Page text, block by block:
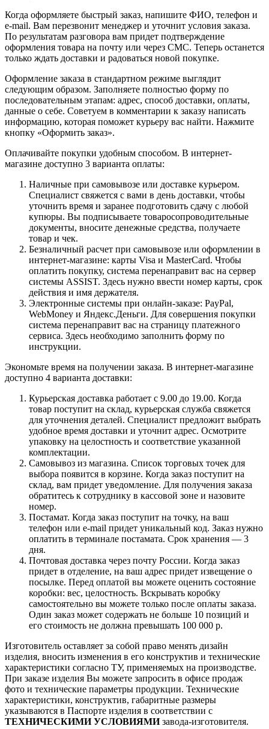
Когда оформляете быстрый заказ, напишите ФИО, телефон и
e-mail. Вам перезвонит менеджер и уточнит условия заказа.
По результатам разговора вам придет подтверждение
оформления товара на почту или через СМС. Теперь останется
только ждать доставки и радоваться новой покупке.
Оформление заказа в стандартном режиме выглядит
следующим образом. Заполняете полностью форму по
последовательным этапам: адрес, способ доставки, оплаты,
данные о себе. Советуем в комментарии к заказу написать
информацию, которая поможет курьеру вас найти. Нажмите
кнопку «Оформить заказ».
Оплачивайте покупки удобным способом. В интернет-
магазине доступно 3 варианта оплаты:
Наличные при самовывозе или доставке курьером.
Специалист свяжется с вами в день доставки, чтобы
уточнить время и заранее подготовить сдачу с любой
купюры. Вы подписываете товаросопроводительные
документы, вносите денежные средства, получаете
товар и чек.
Безналичный расчет при самовывозе или оформлении в
интернет-магазине: карты Visa и MasterCard. Чтобы
оплатить покупку, система перенаправит вас на сервер
системы ASSIST. Здесь нужно ввести номер карты, срок
действия и имя держателя.
Электронные системы при онлайн-заказе: PayPal,
WebMoney и Яндекс.Деньги. Для совершения покупки
система перенаправит вас на страницу платежного
сервиса. Здесь необходимо заполнить форму по
инструкции.
Экономьте время на получении заказа. В интернет-магазине
доступно 4 варианта доставки:
Курьерская доставка работает с 9.00 до 19.00. Когда
товар поступит на склад, курьерская служба свяжется
для уточнения деталей. Специалист предложит выбрать
удобное время доставки и уточнит адрес. Осмотрите
упаковку на целостность и соответствие указанной
комплектации.
Самовывоз из магазина. Список торговых точек для
выбора появится в корзине. Когда заказ поступит на
склад, вам придет уведомление. Для получения заказа
обратитесь к сотруднику в кассовой зоне и назовите
номер.
Постамат. Когда заказ поступит на точку, на ваш
телефон или e-mail придет уникальный код. Заказ нужно
оплатить в терминале постамата. Срок хранения — 3
дня.
Почтовая доставка через почту России. Когда заказ
придет в отделение, на ваш адрес придет извещение о
посылке. Перед оплатой вы можете оценить состояние
коробки: вес, целостность. Вскрывать коробку
самостоятельно вы можете только после оплаты заказа.
Один заказ может содержать не больше 10 позиций и
его стоимость не должна превышать 100 000 р.
Изготовитель оставляет за собой право менять дизайн
изделия, вносить изменения в его конструктив и технические
характеристики согласно ТУ, применяемых на производстве.
При заказе изделия Вы можете запросить в офисе продаж
фото и технические параметры продукции. Технические
характеристики, конструктив, габаритные размеры
указываются в Паспорте изделия в соответствии с
ТЕХНИЧЕСКИМИ УСЛОВИЯМИзавода-изготовителя.